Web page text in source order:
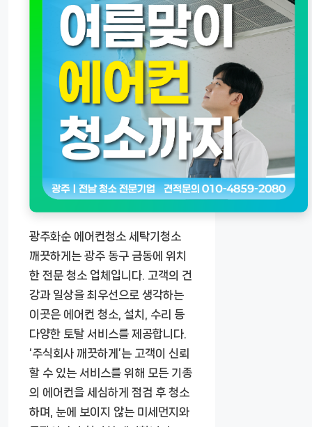
광주화순 에어컨청소 세탁기청소
깨끗하게는 광주 동구 금동에 위치
한 전문 청소 업체입니다. 고객의 건
강과 일상을 최우선으로 생각하는
이곳은 에어컨 청소, 설치, 수리 등
다양한 토탈 서비스를 제공합니다.
‘주식회사 깨끗하게’는 고객이 신뢰
할 수 있는 서비스를 위해 모든 기종
의 에어컨을 세심하게 점검 후 청소
하며, 눈에 보이지 않는 미세먼지와